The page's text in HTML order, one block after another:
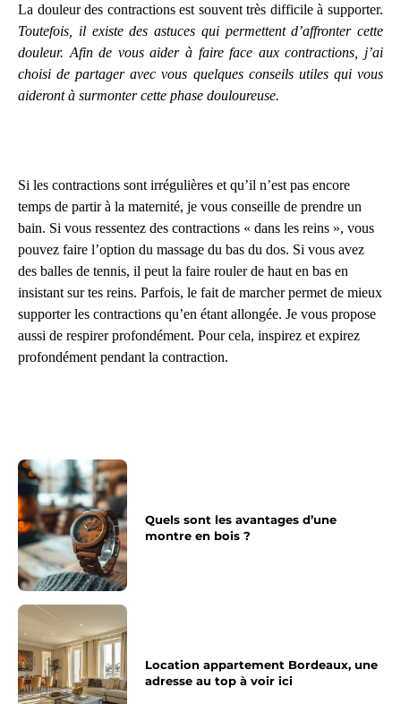
La douleur des contractions est souvent très difficile à supporter.
Toutefois, il existe des astuces qui permettent d’affronter cette
douleur. Afin de vous aider à faire face aux contractions, j’ai
choisi de partager avec vous quelques conseils utiles qui vous
aideront à surmonter cette phase douloureuse.
Si les contractions sont irrégulières et qu’il n’est pas encore
temps de partir à la maternité, je vous conseille de prendre un
bain. Si vous ressentez des contractions « dans les reins », vous
pouvez faire l’option du massage du bas du dos. Si vous avez
des balles de tennis, il peut la faire rouler de haut en bas en
insistant sur tes reins. Parfois, le fait de marcher permet de mieux
supporter les contractions qu’en étant allongée. Je vous propose
aussi de respirer profondément. Pour cela, inspirez et expirez
profondément pendant la contraction.
Quels sont les avantages d’une
montre en bois ?
Location appartement Bordeaux, une
adresse au top à voir ici